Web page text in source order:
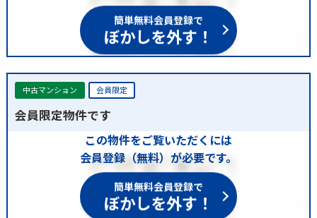
簡単無料会員登録で
ぼかしを外す！
中古マンション 会員限定
会員限定物件です
この物件をご覧いただくには
会員登録（無料）が必要です。
簡単無料会員登録で
ぼかしを外す！